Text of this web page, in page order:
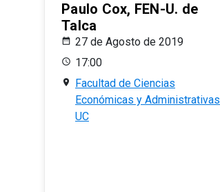
Paulo Cox, FEN-U. de
Talca
27 de Agosto de 2019
17:00
Facultad de Ciencias
Económicas y Administrativas
UC